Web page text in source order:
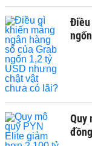
Điều
Quy